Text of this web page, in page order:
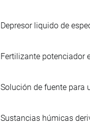
Depresor liquido de
Fertilizante potenciador
Solución de fuente para
Sustancias húmicas